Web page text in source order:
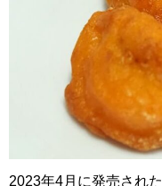
2023年4月に発売され